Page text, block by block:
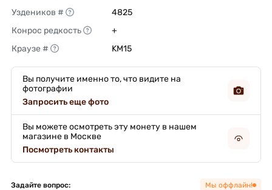
Уздеников #
4825
Конрос редкость
+
Краузе #
KM15
Вы получите именно то, что видите на
фотографии
Запросить еще фото
Вы можете осмотреть эту монету в нашем
магазине в Москве
Посмотреть контакты
Задайте вопрос: Мы оффлайн!